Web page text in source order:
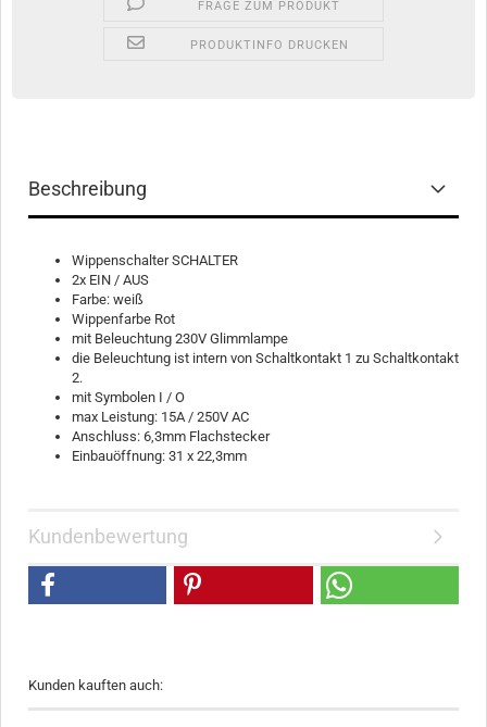
FRAGE ZUM PRODUKT
PRODUKTINFO DRUCKEN
Beschreibung
Wippenschalter SCHALTER
2x EIN / AUS
Farbe: weiß
Wippenfarbe Rot
mit Beleuchtung 230V Glimmlampe
die Beleuchtung ist intern von Schaltkontakt 1 zu Schaltkontakt
2.
mit Symbolen I / O
max Leistung: 15A / 250V AC
Anschluss: 6,3mm Flachstecker
Einbauöffnung: 31 x 22,3mm
Kundenbewertung
Kunden kauften auch: